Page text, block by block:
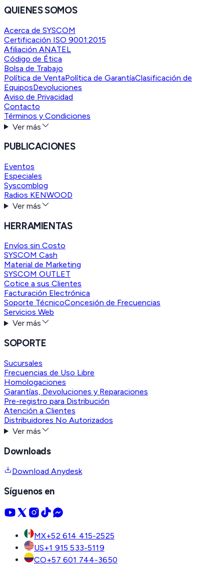
QUIENES SOMOS
Acerca de SYSCOM
Certificación ISO 9001:2015
Afiliación ANATEL
Código de Ética
Bolsa de Trabajo
Política de VentaPolítica de GarantíaClasificación de
EquiposDevoluciones
Aviso de Privacidad
Contacto
Términos y Condiciones
Ver más
PUBLICACIONES
Eventos
Especiales
Syscomblog
Radios KENWOOD
Ver más
HERRAMIENTAS
Envíos sin Costo
SYSCOM Cash
Material de Marketing
SYSCOM OUTLET
Cotice a sus Clientes
Facturación Electrónica
Soporte TécnicoConcesión de Frecuencias
Servicios Web
Ver más
SOPORTE
Sucursales
Frecuencias de Uso Libre
Homologaciones
Garantías, Devoluciones y Reparaciones
Pre-registro para Distribución
Atención a Clientes
Distribuidores No Autorizados
Ver más
Downloads
Download Anydesk
Síguenos en
MX+52 614 415-2525
US+1 915 533-5119
CO+57 601 744-3650